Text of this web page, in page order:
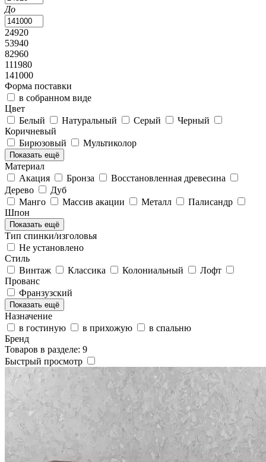
До
24920
53940
82960
111980
141000
Форма поставки
в собранном виде
Цвет
Белый
Натуральный Серый
Черный
Коричневый
Бирюзовый
Мультиколор
Показать ещё
Материал
Акация
Бронза
Восстановленная древесина
Дерево
Дуб
Манго
Массив акации Металл
Палисандр
Шпон
Показать ещё
Тип спинки/изголовья
Не установлено
Стиль
Винтаж
Классика Колониальный
Лофт
Прованс
Франзузский
Показать ещё
Назначение
в гостиную
в прихожую
в спальню
Бренд
Товаров в разделе: 9
Быстрый просмотр